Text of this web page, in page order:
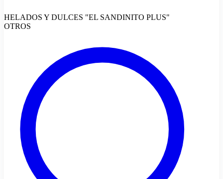
HELADOS Y DULCES "EL SANDINITO PLUS"
OTROS